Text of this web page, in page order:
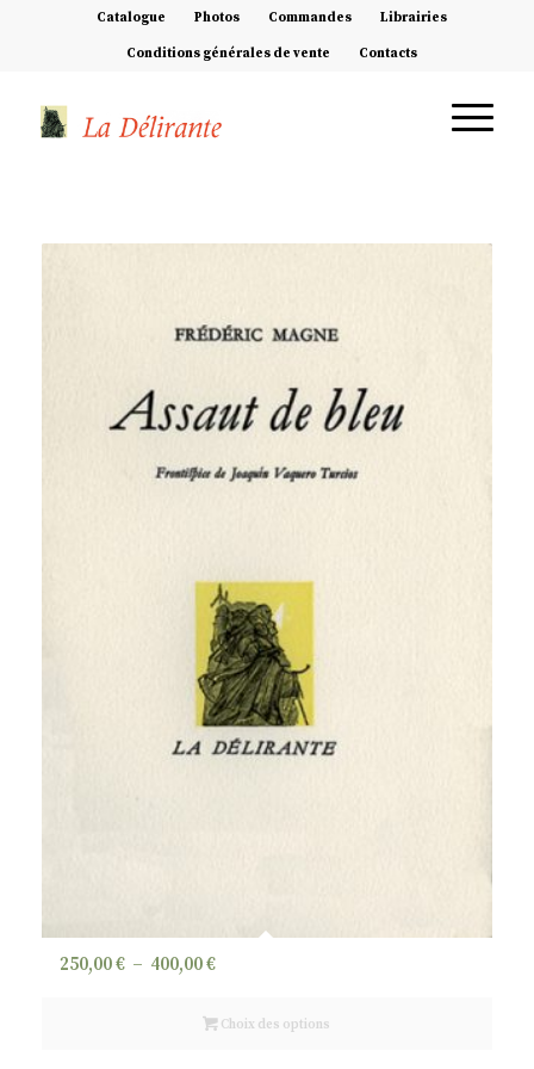
Catalogue Photos Commandes Librairies
Conditions générales de vente Contacts
250,00€ – 400,00€Plage
prix :
Choix des options